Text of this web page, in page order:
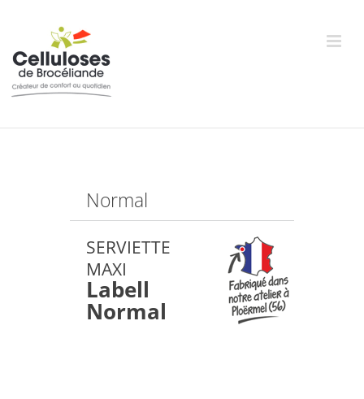
Normal
SERVIETTE
MAXI
Labell
Normal